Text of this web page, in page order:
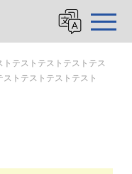
テストテストテストテス
トテストテストテスト